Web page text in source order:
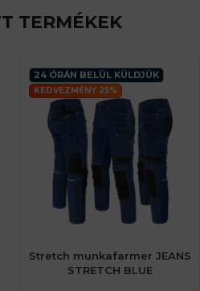
TERMÉKEK
24 ÓRÁN BELÜL KÜLDJÜK
KEDVEZMÉNY 25%
Stretch munkafarmer JEANS
STRETCH BLUE